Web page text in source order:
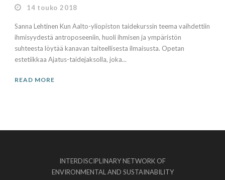
14 touko 2018
Sanna Lehtinen Kun Aalto-yliopiston taidekurssin teema vaihdettiin
ihmisyydestä antroposeeniin, huoli ihmisen ja ympäristön
suhteesta löytää kanavan taiteellisesta ilmaisusta. Opetan
estetiikkaa Ajatus-taidejaksolla, joka...
READ MORE
INTERDISCIPLINARY NETWORK OF
ENVIRONMENTAL AND SUSTAINABILITY